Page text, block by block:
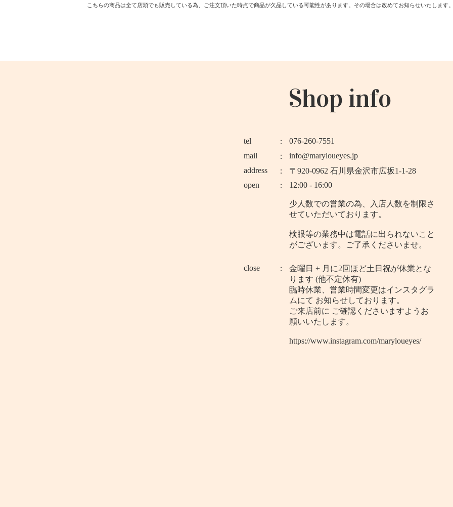
こちらの商品は全て店頭でも販売している為、ご注文頂いた時点で商品が欠品している可能性があります。その場合は改めてお知らせいたします。
Shop info
tel
076-260-7551
mail
info@maryloueyes.jp
address
〒920-0962 石川県金沢市広坂1-1-28
open
12:00 - 16:00
少人数での営業の為、入店人数を制限さ
せていただいております。
検眼等の業務中は電話に出られないこと
がございます。ご了承くださいませ。
close
金曜日 + 月に2回ほど土日祝が休業とな
ります (他不定休有)
臨時休業、営業時間変更はインスタグラ
ムにて お知らせしております。
ご来店前に ご確認くださいますようお
願いいたします。
https://www.instagram.com/maryloueyes/